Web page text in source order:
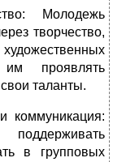
Молодежь
творчество,
проявлять
таланты.
коммуникация:
в групповых